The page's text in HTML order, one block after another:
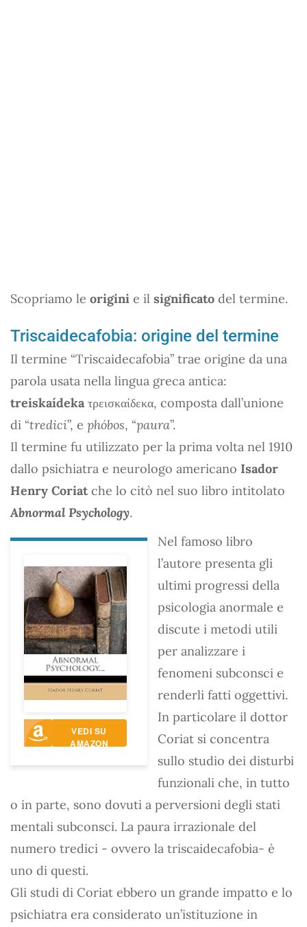
Scopriamo le origini e il significato del termine.
Triscaidecafobia: origine del termine
Il termine “Triscaidecafobia” trae origine da una
parola usata nella lingua greca antica:
treiskaídeka τρεισκαίδεκα, composta dall’unione
di “tredici”, e phóbos, “paura”.
Il termine fu utilizzato per la prima volta nel 1910
dallo psichiatra e neurologo americano Isador
Henry Coriatche lo citò nel suo libro intitolato
Abnormal Psychology.
VEDI SU
AMAZON
Nel famoso libro
l’autore presenta gli
ultimi progressi della
psicologia anormale e
discute i metodi utili
per analizzare i
fenomeni subconsci e
renderli fatti oggettivi.
In particolare il dottor
Coriat si concentra
sullo studio dei disturbi
funzionali che, in tutto
o in parte, sono dovuti a perversioni degli stati
mentali subconsci. La paura irrazionale del
numero tredici - ovvero la triscaidecafobia- è
uno di questi.
Gli studi di Coriat ebbero un grande impatto e lo
psichiatra era considerato un’istituzione in